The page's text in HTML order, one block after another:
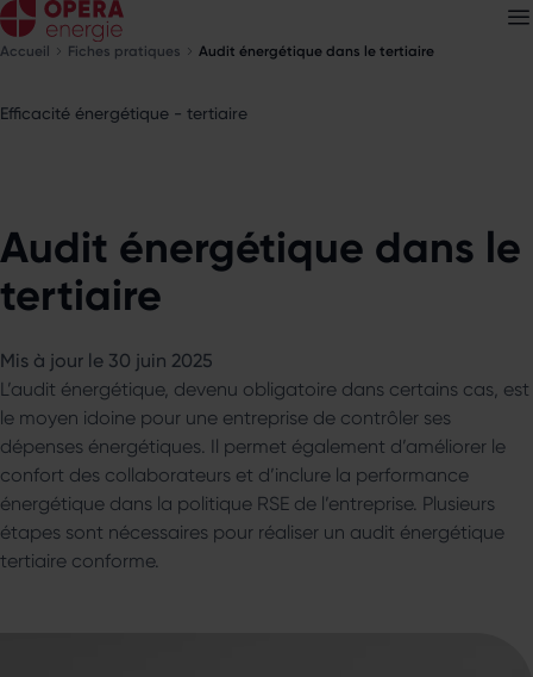
Accueil Fiches pratiques Audit énergétique dans le tertiaire
Efficacité énergétique - tertiaire
Audit énergétique dans le
tertiaire
Mis à jour le 30 juin 2025
L’audit énergétique, devenu obligatoire dans certains cas, est
le moyen idoine pour une entreprise de contrôler ses
dépenses énergétiques. Il permet également d’améliorer le
confort des collaborateurs et d’inclure la performance
énergétique dans la politique RSE de l’entreprise. Plusieurs
étapes sont nécessaires pour réaliser un audit énergétique
tertiaire conforme.